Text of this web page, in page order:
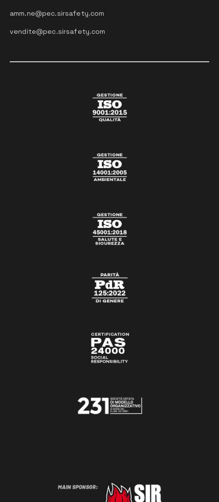
amm.ne@pec.sirsafety.com
vendite@pec.sirsafety.com